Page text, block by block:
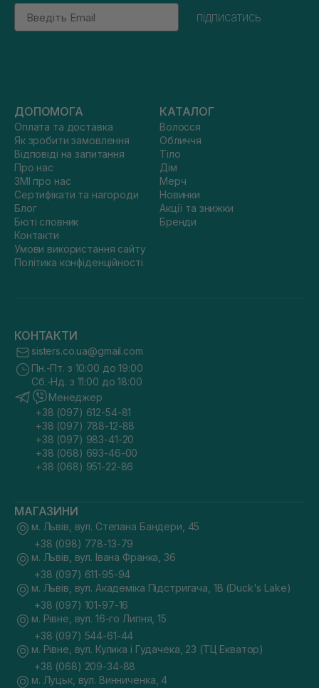
Email
підписатись
ДОПОМОГА
Оплата та доставка
Як зробити замовлення
Відповіді на запитання
Про нас
ЗМІ про нас
Сертифікати та нагороди
Блог
Бюті словник
Контакти
Умови використання сайту
Політика конфіденційності
КАТАЛОГ
Волосся
Обличчя
Тіло
Дім
Мерч
Новинки
Акції та знижки
Бренди
КОНТАКТИ
sisters.co.ua@gmail.com
Пн.-Пт. з 10:00 до 19:00
Сб.-Нд. з 11:00 до 18:00
Менеджер
+38 (097) 612-54-81
+38 (097) 788-12-88
+38 (097) 983-41-20
+38 (068) 693-46-00
+38 (068) 951-22-86
МАГАЗИНИ
м. Львів, вул. Степана Бандери, 45
+38 (098) 778-13-79
м. Львів, вул. Івана Франка, 36
+38 (097) 611-95-94
м. Львів, вул. Академіка Підстригача, 1В (Duck's Lake)
+38 (097) 101-97-16
м. Рівне, вул. 16-го Липня, 15
+38 (097) 544-61-44
м. Рівне, вул. Кулика і Гудачека, 23 (ТЦ Екватор)
+38 (068) 209-34-88
м. Луцьк, вул. Винниченка, 4